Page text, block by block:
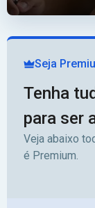
Seja
Tenha
para ser
Veja abaixo
é Premium.